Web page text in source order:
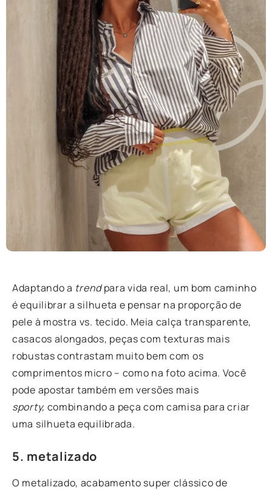
Adaptando a trendpara vida real, um bom caminho
é equilibrar a silhueta e pensar na proporção de
pele à mostra vs. tecido. Meia calça transparente,
casacos alongados, peças com texturas mais
robustas contrastam muito bem com os
comprimentos micro – como na foto acima. Você
pode apostar também em versões mais
sporty, combinando a peça com camisa para criar
uma silhueta equilibrada.
5. metalizado
O metalizado, acabamento super clássico de